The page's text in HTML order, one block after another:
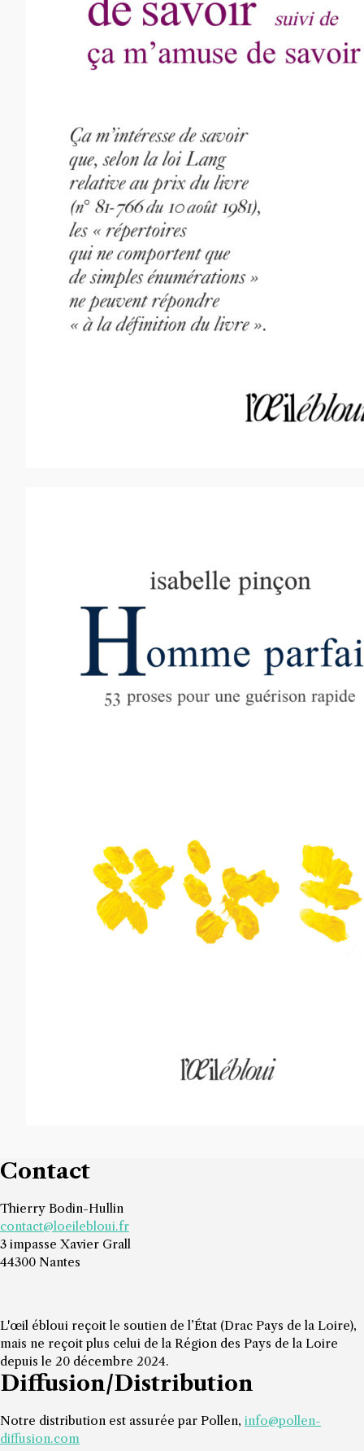
Contact
Thierry Bodin-Hullin
contact@loeilebloui.fr
3 impasse Xavier Grall
44300 Nantes
L'œil ébloui reçoit le soutien de l’État (Drac Pays de la Loire),
mais ne reçoit plus celui de la Région des Pays de la Loire
depuis le 20 décembre 2024.
Diffusion/Distribution
Notre distribution est assurée par Pollen, info@pollen-
diffusion.com